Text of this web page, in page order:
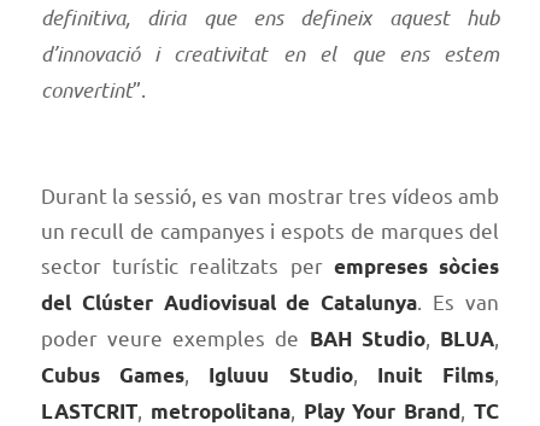
definitiva, diria que ens defineix aquest hub
d’innovació i creativitat en el que ens estem
convertint”.
Durant la sessió, es van mostrar tres vídeos amb
un recull de campanyes i espots de marques del
sector turístic realitzats perempreses sòcies
del Clúster Audiovisual de Catalunya. Es van
poder veure exemples de BAH Studio, BLUA,
Cubus Games, Igluuu Studio, Inuit Films,
LASTCRIT, metropolitana, Play Your Brand,TC